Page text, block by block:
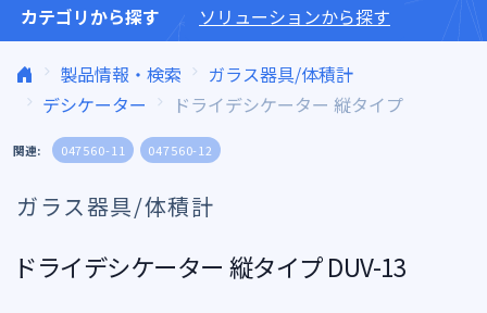
カテゴリから探す ソリューションから探す
製品情報・検索
ガラス器具/体積計
デシケーター
ドライデシケーター 縦タイプ
関連: 047560-11 047560-12
ガラス器具/体積計
ドライデシケーター 縦タイプ DUV-13